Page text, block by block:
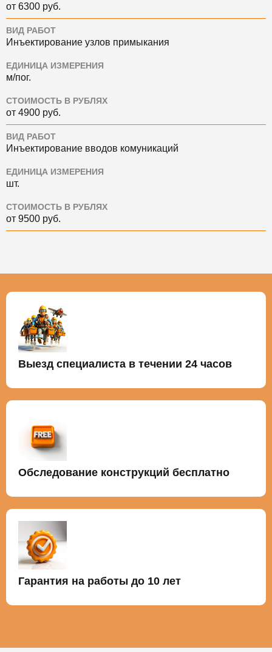
от 6300 руб.
ВИД РАБОТ
Инъектирование узлов примыкания
ЕДИНИЦА ИЗМЕРЕНИЯ
м/пог.
СТОИМОСТЬ В РУБЛЯХ
от 4900 руб.
ВИД РАБОТ
Инъектирование вводов комуникаций
ЕДИНИЦА ИЗМЕРЕНИЯ
шт.
СТОИМОСТЬ В РУБЛЯХ
от 9500 руб.
Выезд специалиста в течении 24 часов
Обследование конструкций бесплатно
Гарантия на работы до 10 лет